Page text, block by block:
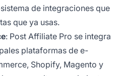
de integraciones que
que ya usas.
: Post Affiliate Pro se integra
plataformas de e-
Shopify, Magento y